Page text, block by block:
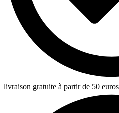
livraison gratuite à partir de 50 euros